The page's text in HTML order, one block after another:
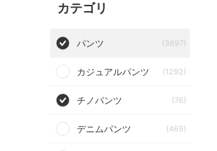
カテゴリ
パンツ (3697)
カジュアルパンツ (1292)
チノパンツ (76)
デニムパンツ (469)